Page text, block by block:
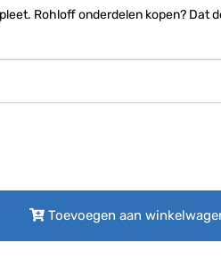
Rohloff onderdelen kopen? Dat
Toevoegen aan